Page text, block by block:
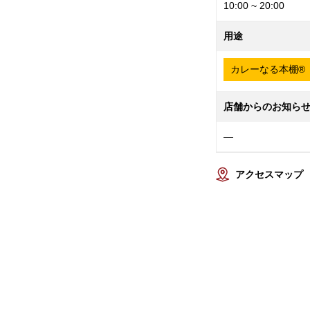
10:00 ~ 20:00
用途
カレーなる本棚®
店舗からのお知らせ
—
アクセスマップ